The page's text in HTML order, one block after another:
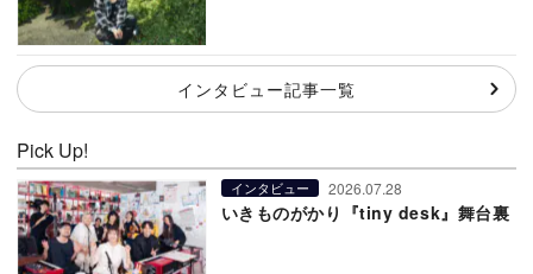
インタビュー記事一覧
Pick Up!
インタビュー 2026.07.28
いきものがかり『tiny desk』舞台裏